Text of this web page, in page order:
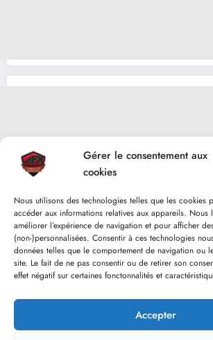
Gérer le consentement aux
cookies
Nous utilisons des technologies telles que les cookies
accéder aux informations relatives aux appareils. Nous
améliorer l’expérience de navigation et pour afficher
(non-)personnalisées. Consentir à ces technologies
données telles que le comportement de navigation ou
site. Le fait de ne pas consentir ou de retirer son
effet négatif sur certaines fonctonnalités et
Accepter